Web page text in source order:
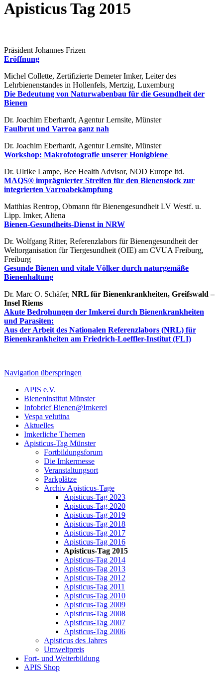
Apisticus Tag 2015
Präsident Johannes Frizen
Eröffnung
Michel Collette, Zertifizierte Demeter Imker, Leiter des
Lehrbienenstandes in Hollenfels, Mertzig, Luxemburg
Die Bedeutung von Naturwabenbau für die Gesundheit der
Bienen
Dr. Joachim Eberhardt, Agentur Lernsite, Münster
Faulbrut und Varroa ganz nah
Dr. Joachim Eberhardt, Agentur Lernsite, Münster
Workshop: Makrofotografie unserer Honigbiene
Dr. Ulrike Lampe, Bee Health Advisor, NOD Europe ltd.
MAQS® imprägnierter Streifen für den Bienenstock zur
integrierten Varroabekämpfung
Matthias Rentrop, Obmann für Bienengesundheit LV Westf. u.
Lipp. Imker, Altena
Bienen-Gesundheits-Dienst in NRW
Dr. Wolfgang Ritter, Referenzlabors für Bienengesundheit der
Weltorganisation für Tiergesundheit (OIE) am CVUA Freiburg,
Freiburg
Gesunde Bienen und vitale Völker durch naturgemäße
Bienenhaltung
Dr. Marc O. Schäfer, NRL für Bienenkrankheiten, Greifswald –
Insel Riems
Akute Bedrohungen der Imkerei durch Bienenkrankheiten
und Parasiten:
Aus der Arbeit des Nationalen Referenzlabors (NRL) für
Bienenkrankheiten am Friedrich-Loeffler-Institut (FLI)
Navigation überspringen
APIS e.V.
Bieneninstitut Münster
Infobrief Bienen@Imkerei
Vespa velutina
Aktuelles
Imkerliche Themen
Apisticus-Tag Münster
Fortbildungsforum
Die Imkermesse
Veranstaltungsort
Parkplätze
Archiv Apisticus-Tage
Apisticus-Tag 2023
Apisticus-Tag 2020
Apisticus-Tag 2019
Apisticus-Tag 2018
Apisticus-Tag 2017
Apisticus-Tag 2016
Apisticus-Tag 2015
Apisticus-Tag 2014
Apisticus-Tag 2013
Apisticus-Tag 2012
Apisticus-Tag 2011
Apisticus-Tag 2010
Apisticus-Tag 2009
Apisticus-Tag 2008
Apisticus-Tag 2007
Apisticus-Tag 2006
Apisticus des Jahres
Umweltpreis
Fort- und Weiterbildung
APIS Shop